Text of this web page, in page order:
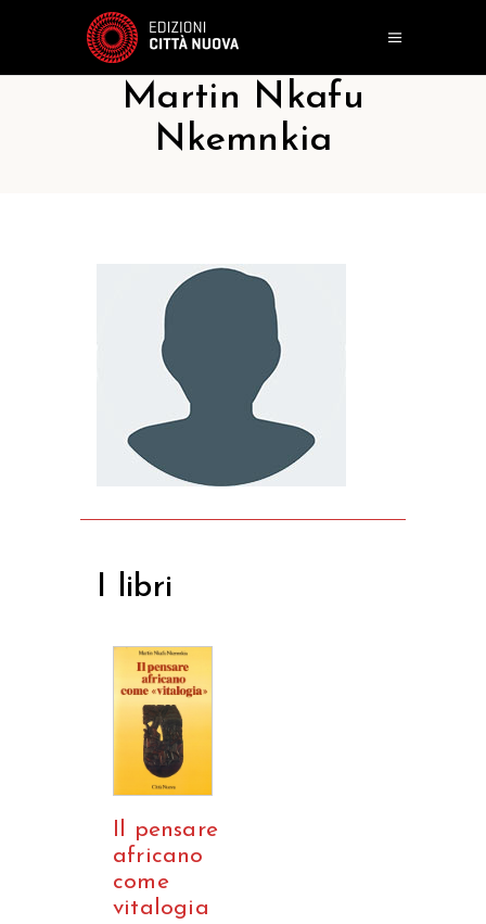
Martin Nkafu
Nkemnkia
I libri
Il pensare
africano
come
vitalogia